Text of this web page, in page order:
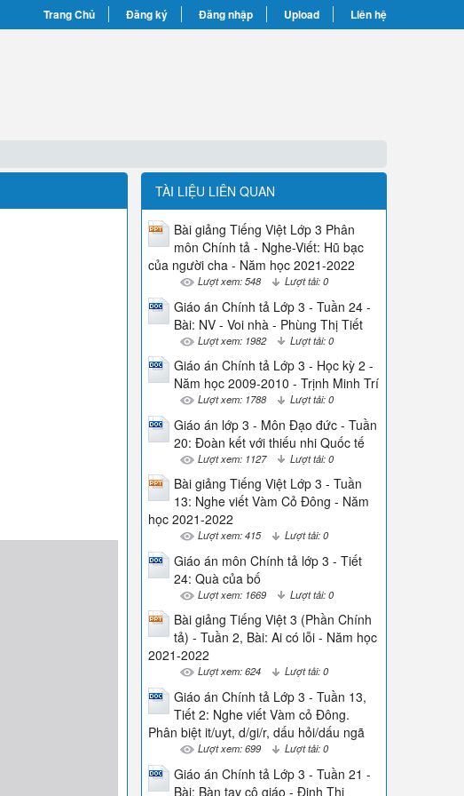
Trang Chủ Đăng ký Đăng nhập Upload Liên hệ
TÀI LIỆU LIÊN QUAN
Bài giảng Tiếng Việt Lớp 3 Phân
môn Chính tả - Nghe-Viết: Hũ bạc
của người cha - Năm học 2021-2022
Lượt xem: 548 Lượt tải: 0
Giáo án Chính tả Lớp 3 - Tuần 24 -
Bài: NV - Voi nhà - Phùng Thị Tiết
Lượt xem: 1982 Lượt tải: 0
Giáo án Chính tả Lớp 3 - Học kỳ 2 -
Năm học 2009-2010 - Trịnh Minh Trí
Lượt xem: 1788 Lượt tải: 0
Giáo án lớp 3 - Môn Đạo đức - Tuần
20: Đoàn kết với thiếu nhi Quốc tế
Lượt xem: 1127 Lượt tải: 0
Bài giảng Tiếng Việt Lớp 3 - Tuần
13: Nghe viết Vàm Cỏ Đông - Năm
học 2021-2022
Lượt xem: 415 Lượt tải: 0
Giáo án môn Chính tả lớp 3 - Tiết
24: Quà của bố
Lượt xem: 1669 Lượt tải: 0
Bài giảng Tiếng Việt 3 (Phần Chính
tả) - Tuần 2, Bài: Ai có lỗi - Năm học
2021-2022
Lượt xem: 624 Lượt tải: 0
Giáo án Chính tả Lớp 3 - Tuần 13,
Tiết 2: Nghe viết Vàm cỏ Đông.
Phân biệt it/uyt, d/gi/r, dấu hỏi/dấu ngã
Lượt xem: 699 Lượt tải: 0
Giáo án Chính tả Lớp 3 - Tuần 21 -
Bài: Bàn tay cô giáo - Đinh Thị